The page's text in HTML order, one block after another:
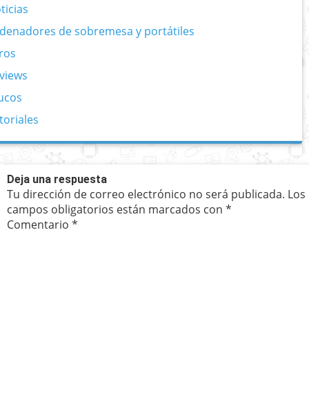
de sobremesa y portátiles
Deja una respuesta
Tu dirección de correo electrónico no será publicada. Los
campos obligatorios están marcados con *
Comentario *